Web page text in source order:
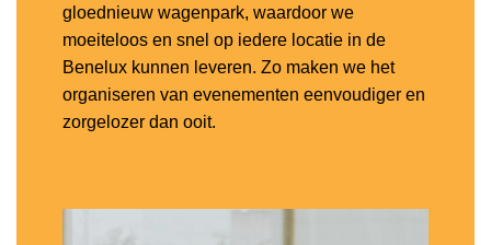
gloednieuw wagenpark, waardoor we
moeiteloos en snel op iedere locatie in de
Benelux kunnen leveren. Zo maken we het
organiseren van evenementen eenvoudiger en
zorgelozer dan ooit.